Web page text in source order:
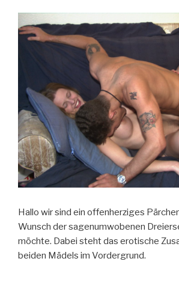
Hallo wir sind ein offenherziges
Wunsch der sagenumwobenen
möchte. Dabei steht das erotische
beiden Mädels im Vordergrund.